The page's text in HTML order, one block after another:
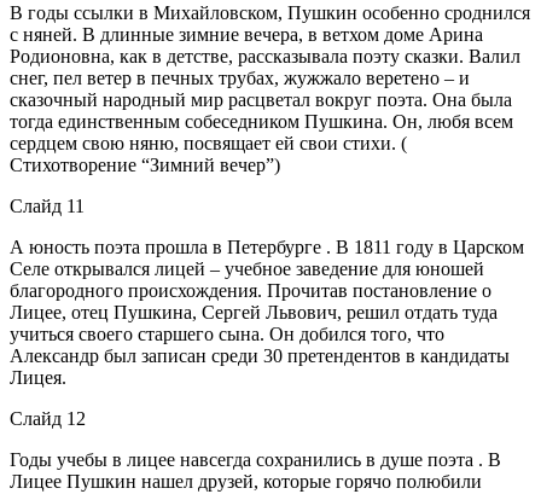
В годы ссылки в Михайловском, Пушкин особенно сроднился
с няней. В длинные зимние вечера, в ветхом доме Арина
Родионовна, как в детстве, рассказывала поэту сказки. Валил
снег, пел ветер в печных трубах, жужжало веретено – и
сказочный народный мир расцветал вокруг поэта. Она была
тогда единственным собеседником Пушкина. Он, любя всем
сердцем свою няню, посвящает ей свои стихи. (
Стихотворение “Зимний вечер”)
Слайд 11
А юность поэта прошла в Петербурге . В 1811 году в Царском
Селе открывался лицей – учебное заведение для юношей
благородного происхождения. Прочитав постановление о
Лицее, отец Пушкина, Сергей Львович, решил отдать туда
учиться своего старшего сына. Он добился того, что
Александр был записан среди 30 претендентов в кандидаты
Лицея.
Слайд 12
Годы учебы в лицее навсегда сохранились в душе поэта . В
Лицее Пушкин нашел друзей, которые горячо полюбили